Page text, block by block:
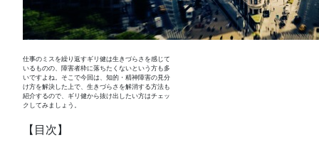
仕事のミスを繰り返すギリ健は生きづらさを感じて
いるものの、障害者枠に落ちたくないという方も多
いですよね。そこで今回は、知的・精神障害の見分
け方を解決した上で、生きづらさを解消する方法も
紹介するので、ギリ健から抜け出したい方はチェッ
クしてみましょう。
【目次】